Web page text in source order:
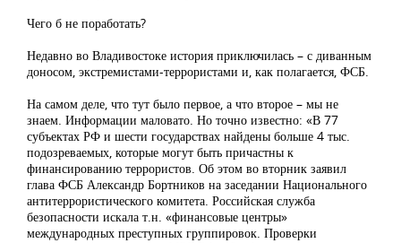
Чего б не поработать?
Недавно во Владивостоке история приключилась – с диванным
доносом, экстремистами-террористами и, как полагается, ФСБ.
На самом деле, что тут было первое, а что второе – мы не
знаем. Информации маловато. Но точно известно: «В 77
субъектах РФ и шести государствах найдены больше 4 тыс.
подозреваемых, которые могут быть причастны к
финансированию террористов. Об этом во вторник заявил
глава ФСБ Александр Бортников на заседании Национального
антитеррористического комитета. Российская служба
безопасности искала т.н. «финансовые центры»
международных преступных группировок. Проверки